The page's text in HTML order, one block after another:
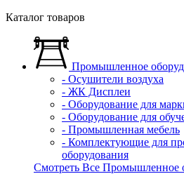
Каталог товаров
Промышленное
- Осушители воздуха
- ЖК Дисплеи
- Оборудование для
- Оборудование для
- Промышленная мебель
- Комплектующие для
оборудования
Смотреть Все Промышленное